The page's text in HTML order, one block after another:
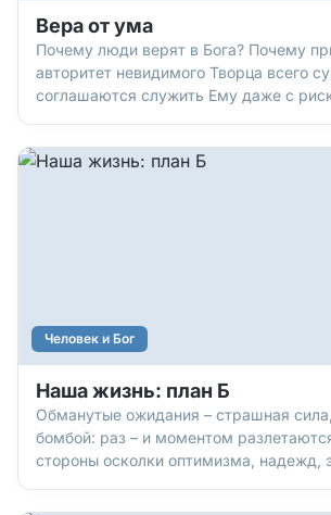
Вера от ума
Почему люди верят в Бога? Почему
авторитет невидимого Творца всего
соглашаются служить Ему даже с
Человек и Бог
Наша жизнь: план Б
Обманутые ожидания – страшная
бомбой: раз – и моментом
стороны осколки оптимизма, надежд,